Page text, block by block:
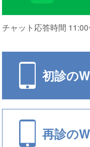
チャット応答時間
初診の
再診の